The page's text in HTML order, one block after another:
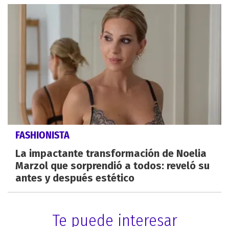
FASHIONISTA
La impactante transformación de Noelia
Marzol que sorprendió a todos: reveló su
antes y después estético
Te puede interesar